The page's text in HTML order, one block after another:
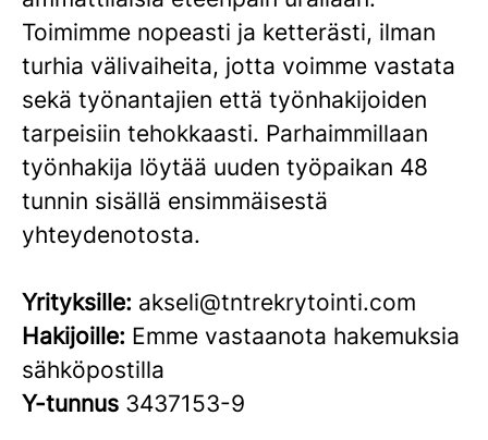
Toimimme nopeasti ja ketterästi, ilman
turhia välivaiheita, jotta voimme vastata
sekä työnantajien että työnhakijoiden
tarpeisiin tehokkaasti. Parhaimmillaan
työnhakija löytää uuden työpaikan 48
tunnin sisällä ensimmäisestä
yhteydenotosta.
Yrityksille: akseli@tntrekrytointi.com
Hakijoille: Emme vastaanota hakemuksia
sähköpostilla
Y-tunnus 3437153-9